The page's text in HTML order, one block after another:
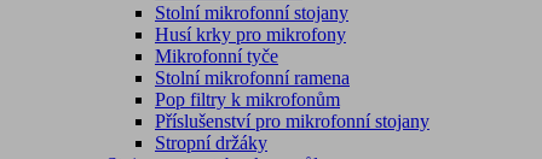
Stolní mikrofonní stojany
Husí krky pro mikrofony
Mikrofonní tyče
Stolní mikrofonní ramena
Pop filtry k mikrofonům
Příslušenství pro mikrofonní stojany
Stropní držáky